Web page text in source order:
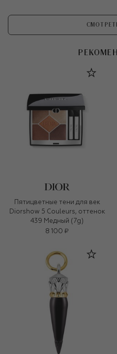
Пятицветные тени для век
Diorshow 5 Couleurs, оттенок
439 Медный (7g)
8 100 ₽